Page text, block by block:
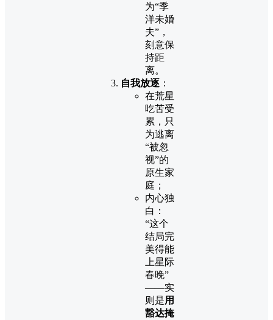
为“季
洋未婚
夫”，
刻意保
持距
离。
自我放逐 ：
在荒星
吃苦受
累，只
为逃离
“被忽
视”的
原生家
庭；
内心独
白：
“这个
结局完
美得能
上星际
春晚”
——实
则是用
豁达掩